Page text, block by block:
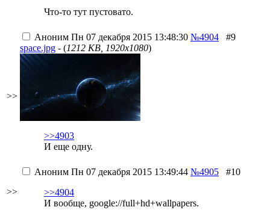
Что-то тут пустовато.
>>
Аноним Пн 07 декабря 2015 13:48:30 №4904
#9
space.jpg - (1212 KB, 1920x1080)
>>4903
И еще одну.
>>
Аноним Пн 07 декабря 2015 13:49:44 №4905
#10
>>4904
И вообще, google://full+hd+wallpapers.